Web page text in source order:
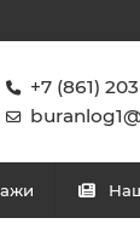
+7 (861)